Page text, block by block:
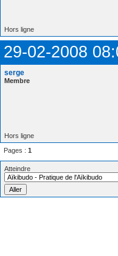
Hors ligne
29-02-2008
serge
Membre
Hors ligne
Pages : 1
Atteindre